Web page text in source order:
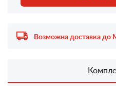
Возможна доставка до